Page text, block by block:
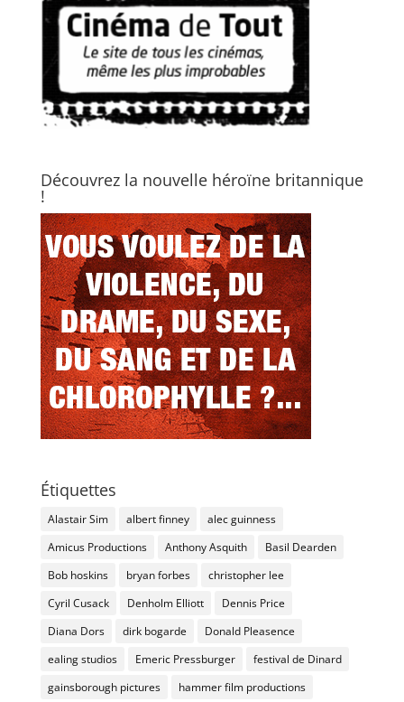
Découvrez la nouvelle héroïne britannique
!
Étiquettes
Alastair Sim albert finney
alec guinness
Amicus Productions
Anthony Asquith
Basil Dearden
Bob hoskins
bryan forbes
christopher lee
Cyril Cusack
Denholm Elliott
Dennis Price
Diana Dors
dirk bogarde
Donald Pleasence
ealing studios
Emeric Pressburger
festival de Dinard
gainsborough pictures
hammer film productions